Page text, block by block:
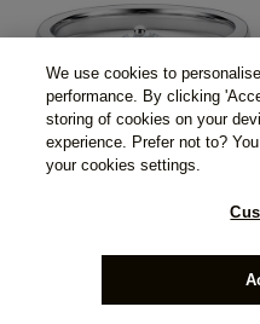
Principessa Solitär
SEK 9
We use cookies to
performance. By clicking
storing of cookies on your
experience. Prefer not to?
your cookies settings.